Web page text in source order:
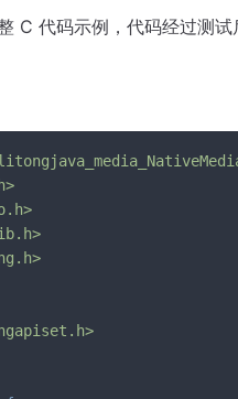
C 代码示例，代码经过测